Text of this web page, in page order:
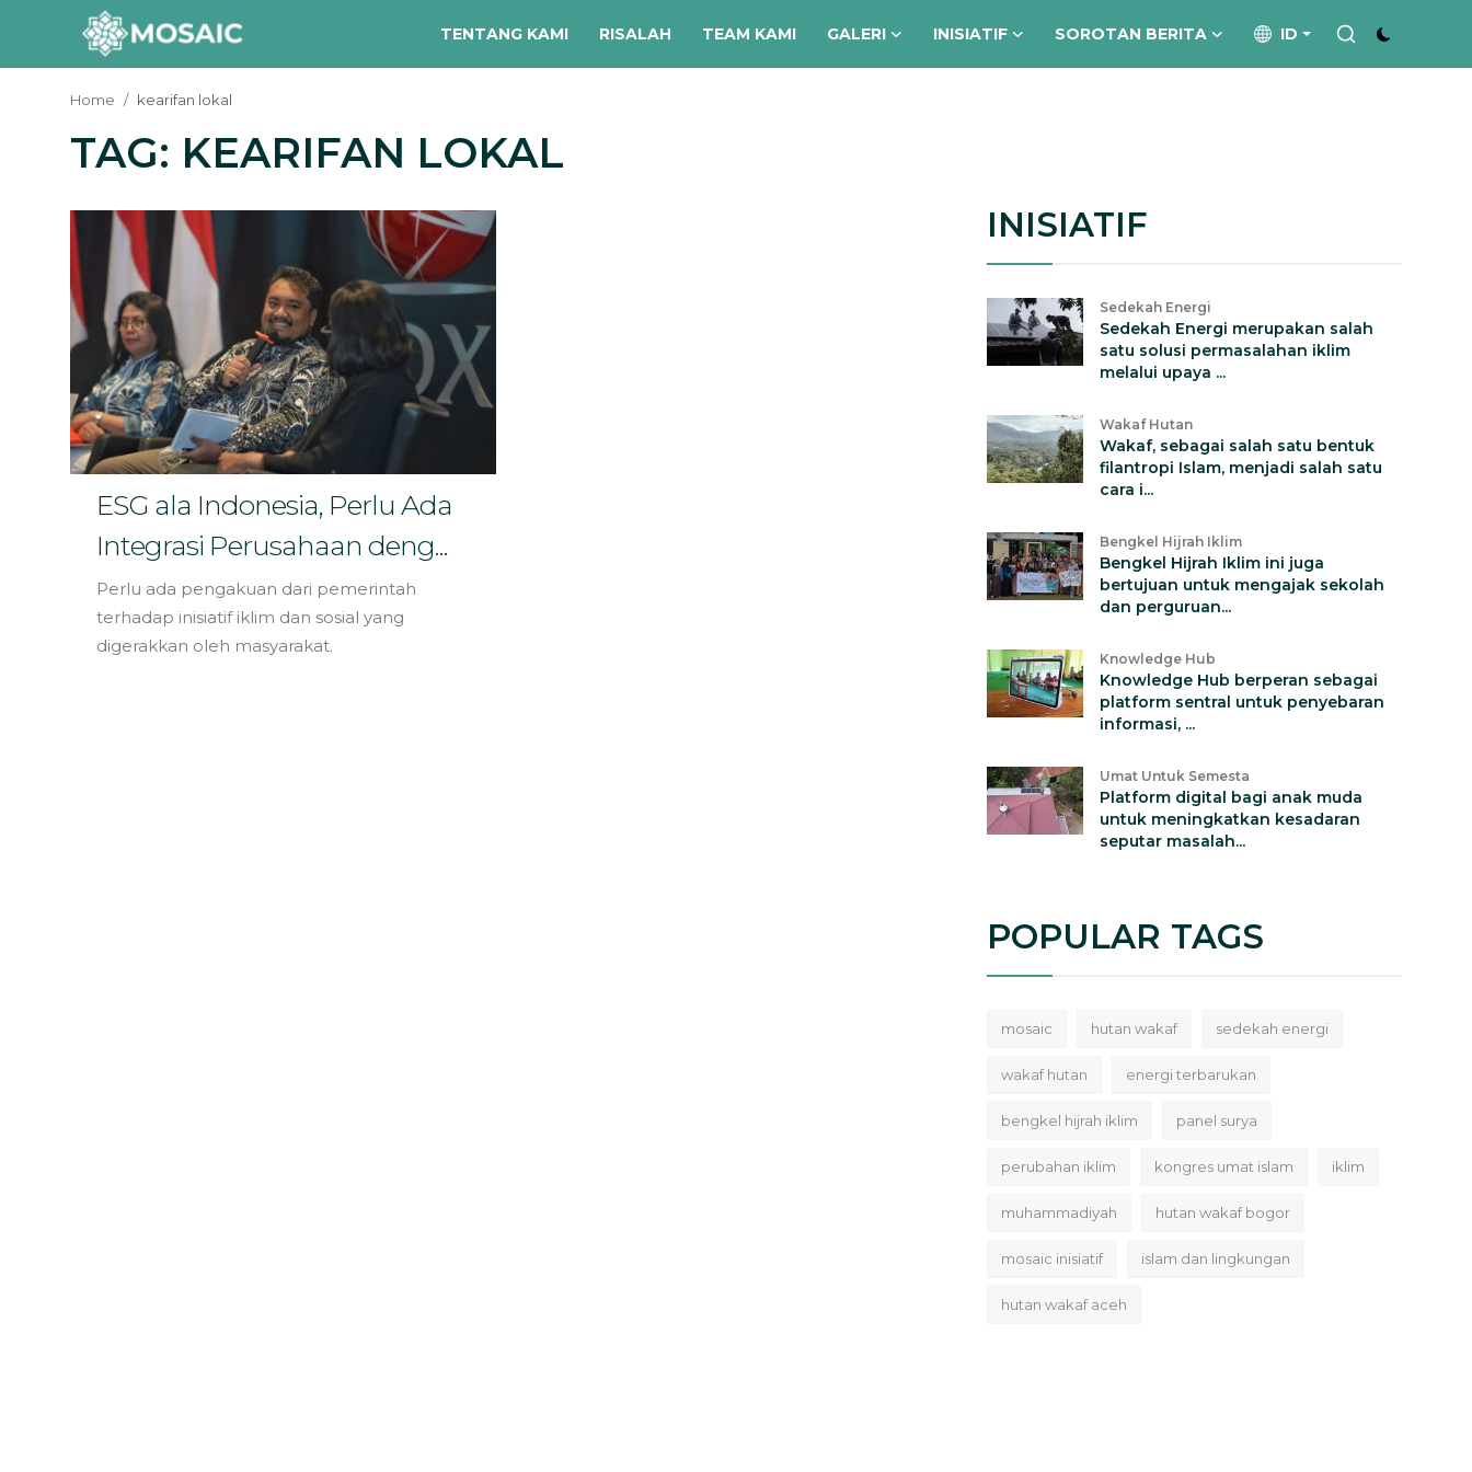
TENTANG KAMI RISALAH TEAM KAMI GALERI INISIATIF SOROTAN BERITA ID
Contact
Risalah
Team Kami
Sorotan Berita
Bahasa
Home kearifan lokal
TAG: KEARIFAN LOKAL
ESG ala Indonesia, Perlu Ada
Integrasi Perusahaan deng...
Perlu ada pengakuan dari pemerintah
terhadap inisiatif iklim dan sosial yang
digerakkan oleh masyarakat.
INISIATIF
Sedekah Energi
Sedekah Energi merupakan salah
satu solusi permasalahan iklim
melalui upaya ...
Wakaf Hutan
Wakaf, sebagai salah satu bentuk
filantropi Islam, menjadi salah satu
cara i...
Bengkel Hijrah Iklim
Bengkel Hijrah Iklim ini juga
bertujuan untuk mengajak sekolah
dan perguruan...
Knowledge Hub
Knowledge Hub berperan sebagai
platform sentral untuk penyebaran
informasi, ...
Umat Untuk Semesta
Platform digital bagi anak muda
untuk meningkatkan kesadaran
seputar masalah...
POPULAR TAGS
mosaic hutan wakaf sedekah energi
wakaf hutan energi terbarukan
bengkel hijrah iklim panel surya
perubahan iklim kongres umat islam iklim
muhammadiyah hutan wakaf bogor
mosaic inisiatif islam dan lingkungan
hutan wakaf aceh